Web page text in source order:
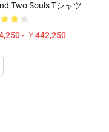
Two Souls Tシャツ
- ￥442,250